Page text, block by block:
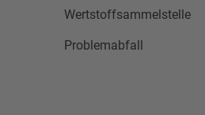
Wertstoffsammelstelle
Problemabfall